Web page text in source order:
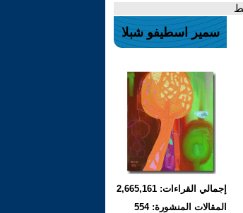
سمير اسطيفو شبلا
إجمالي القراءات: 2,665,161
المقالات المنشورة: 554